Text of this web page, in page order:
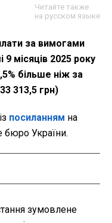
Читайте также
на русском языке
за вимогами
місяців 2025 року
більше ніж за
313,5 грн)
із посиланням на
бюро України.
зумовлене